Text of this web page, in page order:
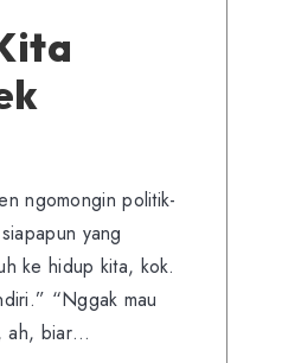
ngomongin politik-
yang
ke hidup kita, kok.
“Nggak mau
ah, biar…